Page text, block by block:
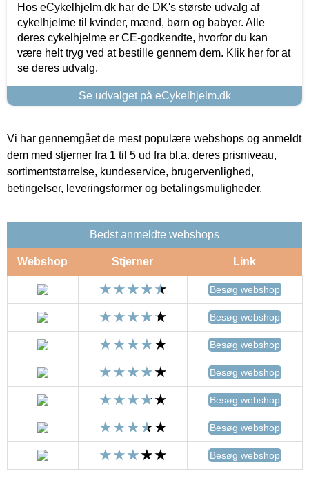
Hos eCykelhjelm.dk har de DK's største udvalg af
cykelhjelme til kvinder, mænd, børn og babyer. Alle
deres cykelhjelme er CE-godkendte, hvorfor du kan
være helt tryg ved at bestille gennem dem. Klik her for at
se deres udvalg.
Se udvalget på eCykelhjelm.dk
Vi har gennemgået de mest populære webshops og anmeldt
dem med stjerner fra 1 til 5 ud fra bl.a. deres prisniveau,
sortimentstørrelse, kundeservice, brugervenlighed,
betingelser, leveringsformer og betalingsmuligheder.
Bedst anmeldte webshops
Webshop Stjerner Link
Besøg webshop
Besøg webshop
Besøg webshop
Besøg webshop
Besøg webshop
Besøg webshop
Besøg webshop